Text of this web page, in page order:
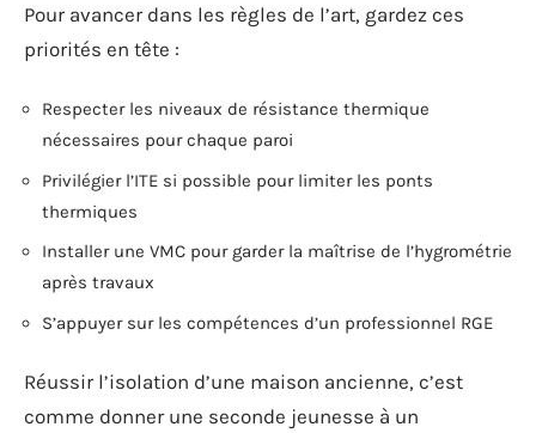
Pour avancer dans les règles de l’art, gardez ces
priorités en tête :
Respecter les niveaux de résistance thermique
nécessaires pour chaque paroi
Privilégier l’ITE si possible pour limiter les ponts
thermiques
Installer une VMC pour garder la maîtrise de l’hygrométrie
après travaux
S’appuyer sur les compétences d’un professionnel RGE
Réussir l’isolation d’une maison ancienne, c’est
comme donner une seconde jeunesse à un